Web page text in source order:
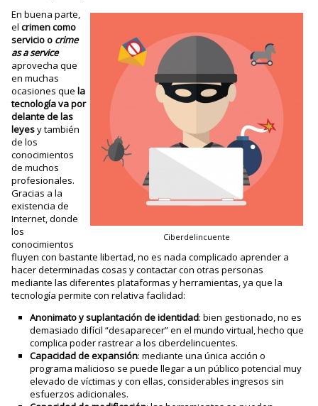
Ciberdelincuente
En buena parte,
elcrimen como
servicio o crime
as a service
aprovecha que
en muchas
ocasiones quela
tecnología va por
delante de las
leyesy también
de los
conocimientos
de muchos
profesionales.
Gracias a la
existencia de
Internet, donde
los
conocimientos
fluyen con bastante libertad, no es nada complicado aprender a
hacer determinadas cosas y contactar con otras personas
mediante las diferentes plataformas y herramientas, ya que la
tecnología permite con relativa facilidad:
Anonimato y suplantación de identidad: bien gestionado, no es
demasiado difícil “desaparecer” en el mundo virtual, hecho que
complica poder rastrear a los ciberdelincuentes.
Capacidad de expansión: mediante una única acción o
programa malicioso se puede llegar a un público potencial muy
elevado de víctimas y con ellas, considerables ingresos sin
esfuerzos adicionales.